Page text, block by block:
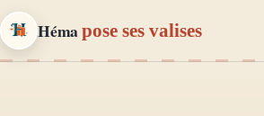
Hémapose ses valises